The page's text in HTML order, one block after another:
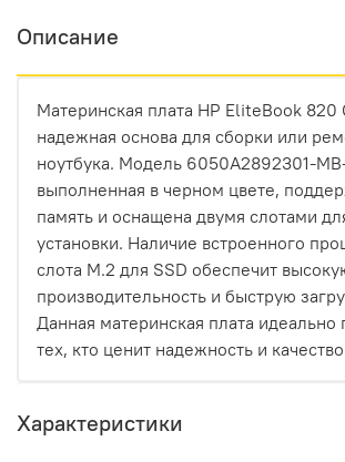
Описание
Материнская плата HP EliteBook 820
надежная основа для сборки или
ноутбука. Модель 6050A2892301-
выполненная в черном цвете,
память и оснащена двумя слотами
установки. Наличие встроенного
слота M.2 для SSD обеспечит
производительность и быструю
Данная материнская плата идеально
тех, кто ценит надежность и
Характеристики